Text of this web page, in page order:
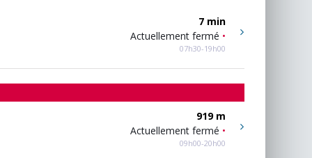
7 min
Actuellement fermé •
07h30-19h00
919 m
Actuellement fermé •
09h00-20h00